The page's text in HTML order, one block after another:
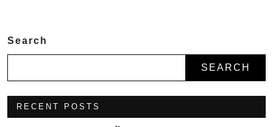
Search
SEARCH
RECENT POSTS